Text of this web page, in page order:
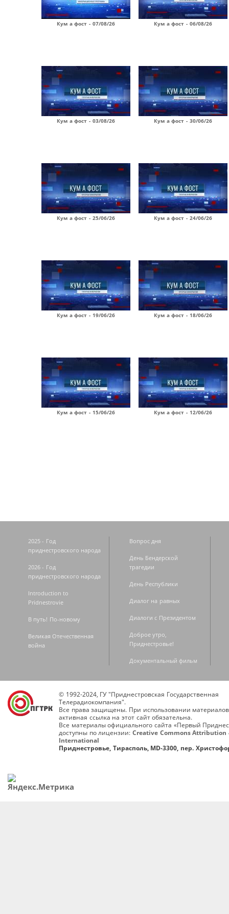
Кум а фост - 07/08/26 Кум а фост - 06/08/26
Кум а фост - 03/08/26 Кум а фост - 30/06/26
Кум а фост - 25/06/26 Кум а фост - 24/06/26
Кум а фост - 19/06/26 Кум а фост - 18/06/26
Кум а фост - 15/06/26 Кум а фост - 12/06/26
2025 - Год
приднестровского народа
2026 - Год
приднестровского народа
Introduction to
Pridnestrovie
В путь! По-новому
Великая Отечественная
война
Вопрос дня
День Бендерской
трагедии
День Республики
Диалог на равных
Диалоги с Президентом
Доброе утро,
Приднестровье!
Документальный фильм
© 1992-2024, ГУ "Приднестровская Государственная
Телерадиокомпания".
Все права защищены. При использовании
активная ссылка на этот сайт обязательна.
Все материалы официального сайта «Первый
доступны по лицензии: Creative Commons Attribution
International
Приднестровье, Тирасполь, MD-3300, пер.